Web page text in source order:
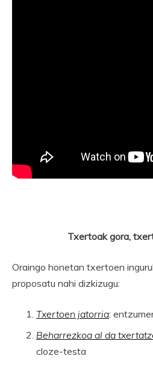
Txertoak gora,
Oraingo honetan txertoen
proposatu nahi dizkizugu:
Txertoen jatorria:
Beharrezkoa al da
cloze-testa